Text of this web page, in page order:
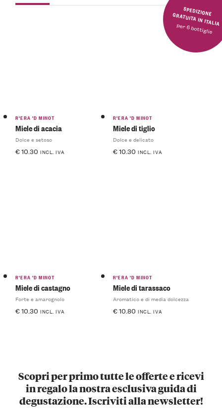
SPEDIZIONE GRATUITA IN ITALIA
per 6 bottiglie
R'ERA 'D MINOT
Miele di acacia
Dolce e setoso
€10.30 INCL. IVA
R'ERA 'D MINOT
Miele di tiglio
Dolce e delicato
€10.30 INCL. IVA
R'ERA 'D MINOT
Miele di castagno
Forte e amarognolo
€10.30 INCL. IVA
R'ERA 'D MINOT
Miele di tarassaco
Aromatico e di media dolcezza
€10.80 INCL. IVA
Scopri per primo tutte le offerte e ricevi
in regalo la nostra esclusiva guida di
degustazione. Iscriviti alla newsletter!